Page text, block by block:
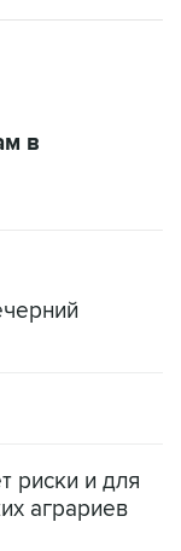
в
риски и для
аграриев